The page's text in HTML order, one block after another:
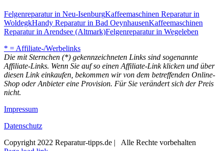
Felgenreparatur in Neu-IsenburgKaffeemaschinen Reparatur in
WoldegkHandy Reparatur in Bad OeynhausenKaffeemaschinen
Reparatur in Arendsee (Altmark)Felgenreparatur in Wegeleben
* = Affiliate-/Werbelinks
Die mit Sternchen (*) gekennzeichneten Links sind sogenannte
Affiliate-Links. Wenn Sie auf so einen Affiliate-Link klicken und über
diesen Link einkaufen, bekommen wir von dem betreffenden Online-
Shop oder Anbieter eine Provision. Für Sie verändert sich der Preis
nicht.
Impressum
Datenschutz
Copyright 2022 Reparatur-tipps.de | Alle Rechte vorbehalten